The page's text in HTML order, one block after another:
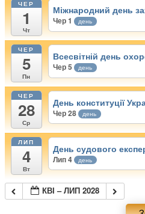
ЧЕР
1
Чт
Міжнародний день
Чер 1 день
ЧЕР
5
Пн
Всесвітній день
Чер 5 день
ЧЕР
28
Ср
День конституції
Чер 28 день
ЛИП
4
Вт
День судового
Лип 4 день
КВІ – ЛИП 2028